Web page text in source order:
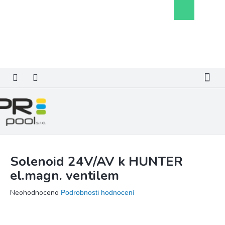
košík
Solenoid 24V/AV k HUNTER
el.magn. ventilem
Průměrné
Neohodnoceno Podrobnosti hodnocení